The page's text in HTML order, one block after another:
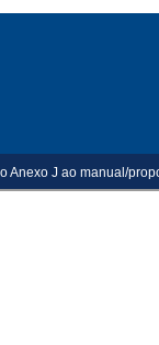
Anexo J ao manual/